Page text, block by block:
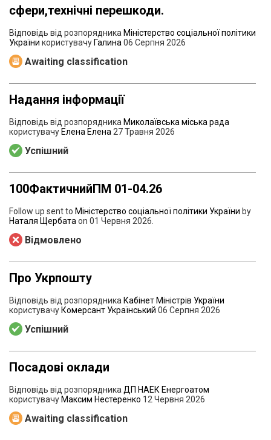
сфери,технічні перешкоди.
Відповідь від розпорядника Міністерство соціальної політики
України користувачу Галина 06 Серпня 2026
Awaiting classification
Надання інформації
Відповідь від розпорядника Миколаївська міська рада
користувачу Елена Елена 27 Травня 2026
Успішний
100ФактичнийПМ 01-04.26
Follow up sent to Міністерство соціальної політики України by
Наталя Щербата on 01 Червня 2026
Відмовлено
Про Укрпошту
Відповідь від розпорядника Кабінет Міністрів України
користувачу Комерсант Український 06 Серпня 2026
Успішний
Посадові оклади
Відповідь від розпорядника ДП НАЕК Енергоатом
користувачу Максим Нестеренко 12 Червня 2026
Awaiting classification